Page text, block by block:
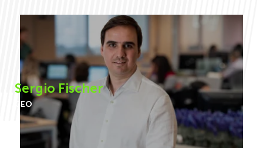
Sergio Fischer
CEO